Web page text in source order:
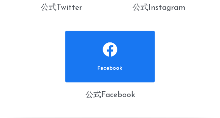
公式Twitter 公式Instagram
公式Facebook